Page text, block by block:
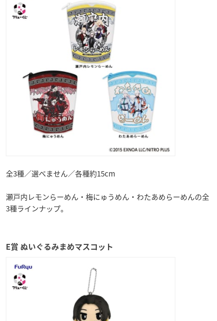
全3種／選べません／各種約15cm
瀬戸内レモンらーめん・梅にゅうめん・わたあめらーめんの全
3種ラインナップ。
E賞 ぬいぐるみまめマスコット